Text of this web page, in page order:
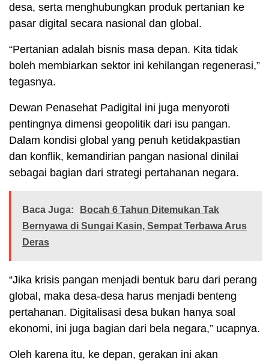
desa, serta menghubungkan produk pertanian ke
pasar digital secara nasional dan global.
“Pertanian adalah bisnis masa depan. Kita tidak
boleh membiarkan sektor ini kehilangan regenerasi,”
tegasnya.
Dewan Penasehat Padigital ini juga menyoroti
pentingnya dimensi geopolitik dari isu pangan.
Dalam kondisi global yang penuh ketidakpastian
dan konflik, kemandirian pangan nasional dinilai
sebagai bagian dari strategi pertahanan negara.
Baca Juga:
Bocah 6 Tahun Ditemukan Tak
Bernyawa di Sungai Kasin, Sempat Terbawa Arus
Deras
“Jika krisis pangan menjadi bentuk baru dari perang
global, maka desa-desa harus menjadi benteng
pertahanan. Digitalisasi desa bukan hanya soal
ekonomi, ini juga bagian dari bela negara,” ucapnya.
Oleh karena itu, ke depan, gerakan ini akan